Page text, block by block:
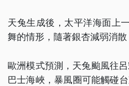
天兔生成後，太平洋海面上
舞的情形，隨著銀杏減弱消散
歐洲模式預測，天兔颱風往
巴士海峽，暴風圈可能觸碰